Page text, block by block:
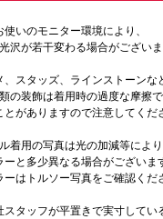
使いのモニター環境により、
沢が若干変わる場合がございま
、スタッズ、ラインストーンな
の装飾は着用時の過度な摩擦で
とがありますので注意してくだ
着用の写真は光の加減等により
ーと多少異なる場合がございま
ーはトルソー写真をご確認くだ
スタッフが平置きで実寸してい